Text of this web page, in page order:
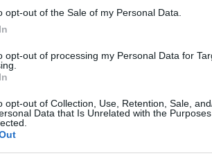
opt-out of the Sale of my Personal Data.
opt-out of processing my Personal Data for
opt-out of Collection, Use, Retention, Sale,
Data that Is Unrelated with the
a királyi családba – állítják
könyvben.
legyen a Google-találatokban!